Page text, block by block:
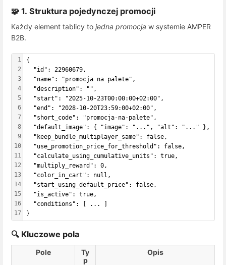
🧩 1. Struktura pojedynczej promocji
Każdy element tablicy to jedna promocja w systemie AMPER
B2B.
1
2
3
4
5
6
7
8
9
10
11
12
13
14
15
16
17
{
  "id": 22960679,
  "name": "promocja na palete",
  "description": "",
  "start": "2025-10-23T00:00:00+02:00",
  "end": "2028-10-20T23:59:00+02:00",
  "short_code": "promocja-na-palete",
  "default_image": { "image": "...", "alt": "..." },
  "keep_bundle_multiplayer_same": false,
  "use_promotion_price_for_threshold": false,
  "calculate_using_cumulative_units": true,
  "multiply_reward": 0,
  "color_in_cart": null,
  "start_using_default_price": false,
  "is_active": true,
  "conditions": [ ... ]
}
🔍 Kluczowe pola
Pole
Ty
p
Opis